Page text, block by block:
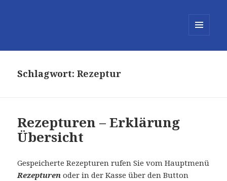
Schlagwort:Rezeptur
Rezepturen – Erklärung
Übersicht
Gespeicherte Rezepturen rufen Sie vom Hauptmenü
Rezepturenoder in der Kasse über den Button